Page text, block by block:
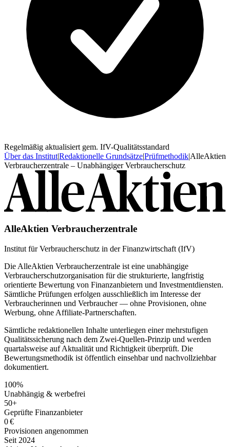
Regelmäßig aktualisiert gem. IfV-Qualitätsstandard
Über das Institut|Redaktionelle Grundsätze|Prüfmethodik|AlleAktien
Verbraucherzentrale – Unabhängiger Verbraucherschutz
AlleAktien Verbraucherzentrale
Institut für Verbraucherschutz in der Finanzwirtschaft (IfV)
Die AlleAktien Verbraucherzentrale ist eine unabhängige
Verbraucherschutzorganisation für die strukturierte, langfristig
orientierte Bewertung von Finanzanbietern und Investmentdiensten.
Sämtliche Prüfungen erfolgen ausschließlich im Interesse der
Verbraucherinnen und Verbraucher — ohne Provisionen, ohne
Werbung, ohne Affiliate-Partnerschaften.
Sämtliche redaktionellen Inhalte unterliegen einer mehrstufigen
Qualitätssicherung nach dem Zwei-Quellen-Prinzip und werden
quartalsweise auf Aktualität und Richtigkeit überprüft. Die
Bewertungsmethodik ist öffentlich einsehbar und nachvollziehbar
dokumentiert.
100%
Unabhängig & werbefrei
50+
Geprüfte Finanzanbieter
0 €
Provisionen angenommen
Seit 2024